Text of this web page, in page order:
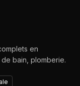
en
bain, plomberie.